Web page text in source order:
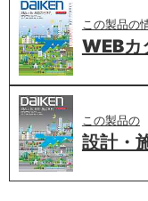
この製品の
WEBカ
この製品の
設計・